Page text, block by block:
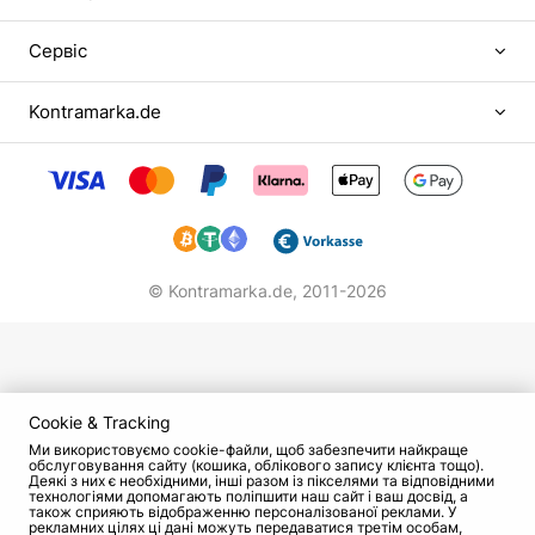
йому дуже б не хотілося провести решту
життя, сидячи за комп'ютером. Він кинув виш,
переїхав до Москви і спробував вступити в
одне з театральних училищ. У "Щепці" йому
посміхнулася удача: хлопець потрапив на курс
до Миколи Афоніна і нарешті відчув себе на
своєму місці.
На шляху до визнання
Після закінчення училища Анатолію довелося
плаву, випускникові відмовили, мотивуючи тим,
що методика викладання в Щепкінському
училищі застаріла.
Через деякий час хлопця призвали на військову
Сервіс
Kontramarka.de
© Kontramarka.de, 2011-2026
Cookie & Tracking
Ми використовуємо cookie-файли, щоб забезпечити найкраще
обслуговування сайту (кошика, облікового запису клієнта тощо).
Деякі з них є необхідними, інші разом із пікселями та відповідними
технологіями допомагають поліпшити наш сайт і ваш досвід, а
також сприяють відображенню персоналізованої реклами. У
рекламних цілях ці дані можуть передаватися третім особам,